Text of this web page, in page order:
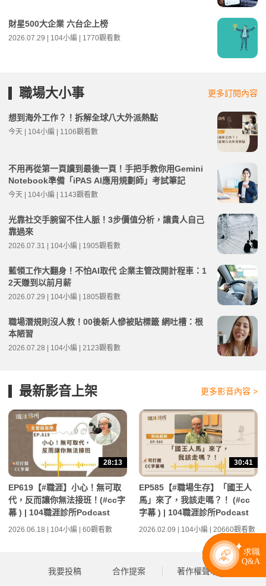
財星500大企業 六台企上榜
2026.07.29 | 104小編 | 1770觀看數
職場大小事 更多訂閱內容
想到海外工作？！拆解全球八大外派熱點
今天 | 104小編 | 1106觀看數
不用再從第一頁讀到最後一頁！手把手教你用Gemini
Notebook準備「iPAS AI應用規劃師」考試筆記
今天 | 104小編 | 1143觀看數
光靠社交手腕留不住人脈！3步價值分析，讓貴人自己
靠過來
2026.07.31 | 104小編 | 1905觀看數
藍領工作大翻身！不怕AI取代 企業主管改開計程車：1
2天賺到以前月薪
2026.07.29 | 104小編 | 1805觀看數
職場潛規則沒人教！00後新人慘被貼標籤 網吐槽：根
本陋習
2026.07.28 | 104小編 | 2123觀看數
最新影音上架 更多影音內容 >
28:13
EP619【#職涯】小心！無可取
代，反而讓你無法接班！(#cc字
幕 ) | 104職涯診所Podcast
2026.06.18 | 104小編 | 60觀看數
30:41
EP585【#職場生存】「國王人
馬」來了，我該走嗎？！ (#cc
字幕 ) | 104職涯診所Podcast
2026.02.09 | 104小編 | 20660觀看數
我要投稿 合作提案 著作權聲明